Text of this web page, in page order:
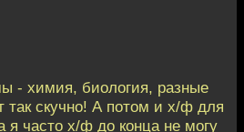
- химия, биология, разные
так скучно! А потом и х/ф для
я часто х/ф до конца не могу